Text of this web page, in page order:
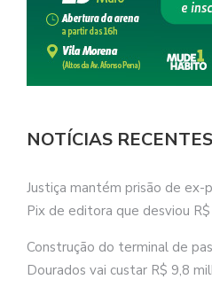
NOTÍCIAS RECENTES
Justiça mantém prisão de
Pix de editora que desviou
Construção do terminal de
Dourados vai custar R$ 9,8